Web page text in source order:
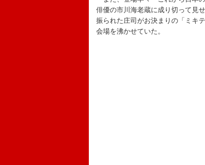
俳優の市川海老蔵に成り切って見
振られた庄司がお決まりの「ミキ
会場を沸かせていた。